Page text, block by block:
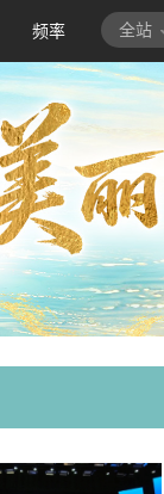
频率 全站